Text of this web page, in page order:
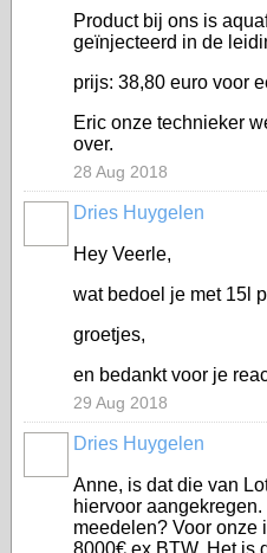
Product bij ons is
geïnjecteerd in de
prijs: 38,80 euro voor
Eric onze technieker
over.
28 Aug 2018
Dries Huygelen
Hey Veerle,
wat bedoel je met 15l
groetjes,
en bedankt voor je
29 Aug 2018
Dries Huygelen
Anne, is dat die van
hiervoor
meedelen? Voor onze
8000€ ex BTW. Het is